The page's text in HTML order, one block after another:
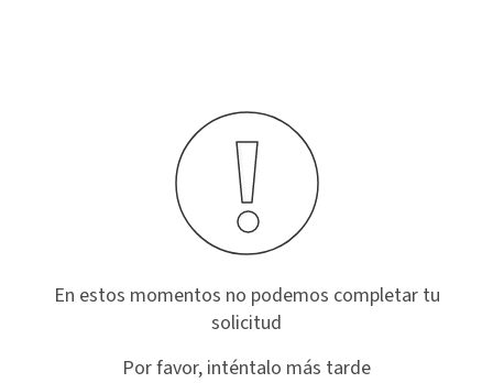
En estos momentos no podemos completar tu
solicitud
Por favor, inténtalo más tarde